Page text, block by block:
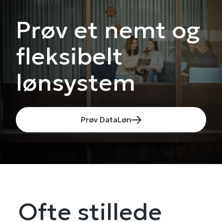
Prøv et nemt og
fleksibelt
lønsystem
Prøv DataLøn
Ofte stillede